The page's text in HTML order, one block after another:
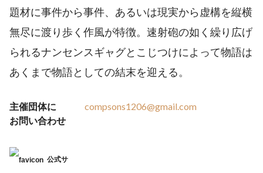
題材に事件から事件、あるいは現実から虚構を縦横
無尽に渡り歩く作風が特徴。速射砲の如く繰り広げ
られるナンセンスギャグとこじつけによって物語は
あくまで物語としての結末を迎える。
主催団体に
お問い合わせ
compsons1206@gmail.com
公式サ